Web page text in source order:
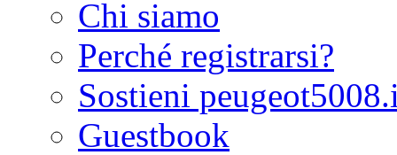
Chi siamo
Perché registrarsi?
Sostieni
Guestbook